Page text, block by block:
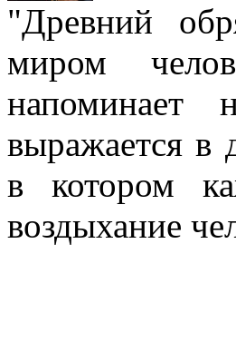
"Древний
миром
напоминает
выражается в
в котором
воздыхание